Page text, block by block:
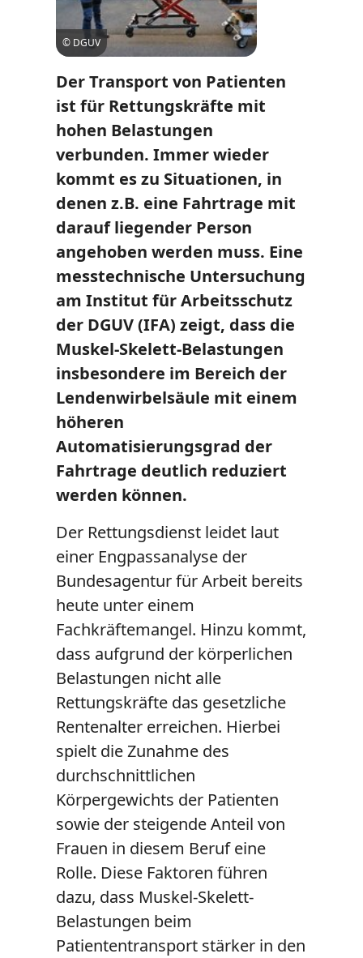
© DGUV
Der Transport von Patienten
ist für Rettungskräfte mit
hohen Belastungen
verbunden. Immer wieder
kommt es zu Situationen, in
denen z.B. eine Fahrtrage mit
darauf liegender Person
angehoben werden muss. Eine
messtechnische Untersuchung
am Institut für Arbeitsschutz
der DGUV (IFA) zeigt, dass die
Muskel-Skelett-Belastungen
insbesondere im Bereich der
Lendenwirbelsäule mit einem
höheren
Automatisierungsgrad der
Fahrtrage deutlich reduziert
werden können.
Der Rettungsdienst leidet laut
einer Engpassanalyse der
Bundesagentur für Arbeit bereits
heute unter einem
Fachkräftemangel. Hinzu kommt,
dass aufgrund der körperlichen
Belastungen nicht alle
Rettungskräfte das gesetzliche
Rentenalter erreichen. Hierbei
spielt die Zunahme des
durchschnittlichen
Körpergewichts der Patienten
sowie der steigende Anteil von
Frauen in diesem Beruf eine
Rolle. Diese Faktoren führen
dazu, dass Muskel-Skelett-
Belastungen beim
Patiententransport stärker in den